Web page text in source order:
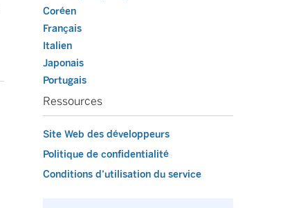
Coréen
Français
Italien
Japonais
Portugais
Ressources
Site Web des développeurs
Politique de confidentialité
Conditions d’utilisation du service